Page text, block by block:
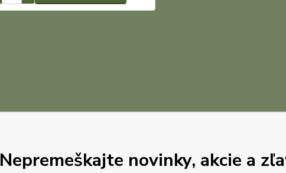
Nepremeškajte novinky, akcie a